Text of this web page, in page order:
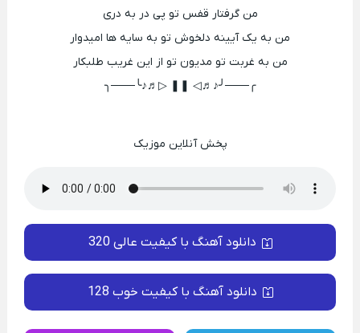
من گرفتار قفس تو پی در به دری
من به یک آیینه دلخوش تو به سایه ها امیدوار
من به غربت تو مدیون تو از این غریب طلبکار
╭───╯♪♬◁ ❚❚ ▷♬♪╰───╮
پخش آنلاین موزیک
دانلود آهنگ با کیفیت عالی 320
دانلود آهنگ با کیفیت خوب 128